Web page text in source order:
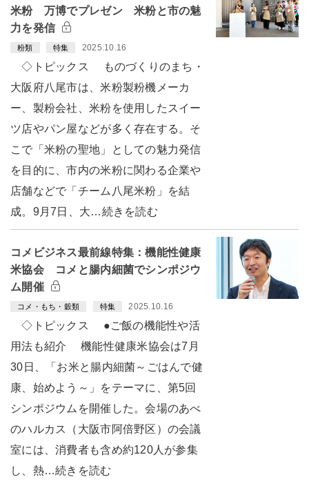
米粉 万博でプレゼン 米粉と市の魅
力を発信
粉類 特集 2025.10.16
◇トピックス ものづくりのまち・
大阪府八尾市は、米粉製粉機メーカ
ー、製粉会社、米粉を使用したスイー
ツ店やパン屋などが多く存在する。そ
こで「米粉の聖地」としての魅力発信
を目的に、市内の米粉に関わる企業や
店舗などで「チーム八尾米粉」を結
成。9月7日、大…続きを読む
コメビジネス最前線特集：機能性健康
米協会 コメと腸内細菌でシンポジウ
ム開催
コメ・もち・穀類 特集 2025.10.16
◇トピックス ●ご飯の機能性や活
用法も紹介 機能性健康米協会は7月
30日、「お米と腸内細菌～ごはんで健
康、始めよう～」をテーマに、第5回
シンポジウムを開催した。会場のあべ
のハルカス（大阪市阿倍野区）の会議
室には、消費者も含め約120人が参集
し、熱…続きを読む